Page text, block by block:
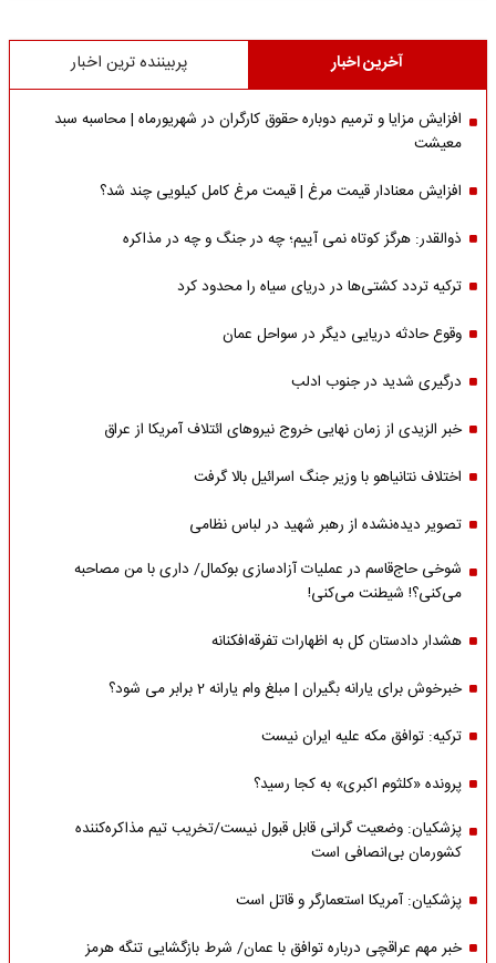
آخرین اخبار پربیننده ترین اخبار
افزایش مزایا و ترمیم دوباره حقوق کارگران در شهریورماه | محاسبه سبد
معیشت
افزایش معنادار قیمت مرغ | قیمت مرغ کامل کیلویی چند شد؟
ذوالقدر: هرگز کوتاه نمی آییم؛ چه در جنگ و چه در مذاکره
ترکیه تردد کشتی‌ها در دریای سیاه را محدود کرد
وقوع حادثه دریایی دیگر در سواحل عمان
درگیری شدید در جنوب ادلب
خبر الزیدی از زمان نهایی خروج نیروهای ائتلاف آمریکا از عراق
اختلاف نتانیاهو با وزیر جنگ اسرائیل بالا گرفت
تصویر دیده‌نشده از رهبر شهید در لباس نظامی
شوخی حاج‌قاسم در عملیات آزادسازی بوکمال/ داری با من مصاحبه‌
می‌کنی؟! شیطنت می‌کنی!
هشدار دادستان کل به اظهارات تفرقه‌افکنانه
خبرخوش برای یارانه بگیران | مبلغ وام یارانه 2 برابر می شود؟
ترکیه: توافق مکه علیه ایران نیست
پرونده «کلثوم اکبری» به کجا رسید؟
پزشکیان: وضعیت گرانی قابل قبول نیست/تخریب تیم مذاکره‌کننده
کشورمان بی‌انصافی است
پزشکیان: آمریکا استعمارگر و قاتل است
خبر مهم عراقچی درباره توافق با عمان/ شرط بازگشایی تنگه هرمز